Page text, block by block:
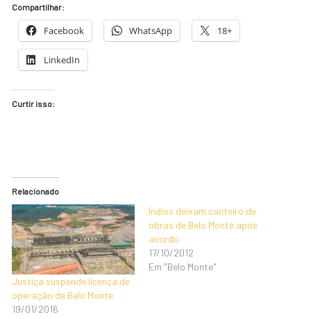
Compartilhar:
Facebook WhatsApp 18+
LinkedIn
Curtir isso:
Relacionado
Justiça suspende licença de
operação de Belo Monte
19/01/2016
Índios deixam canteiro de
obras de Belo Monte após
acordo
17/10/2012
Em "Belo Monte"